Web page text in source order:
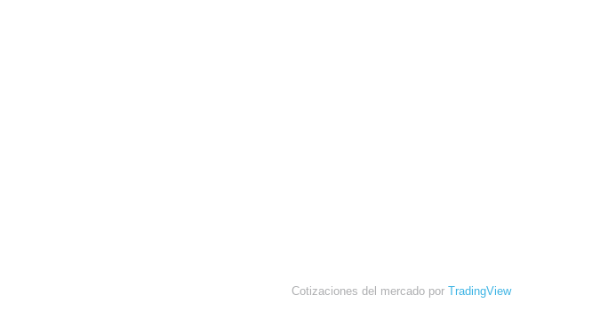
Cotizaciones del mercado por TradingView